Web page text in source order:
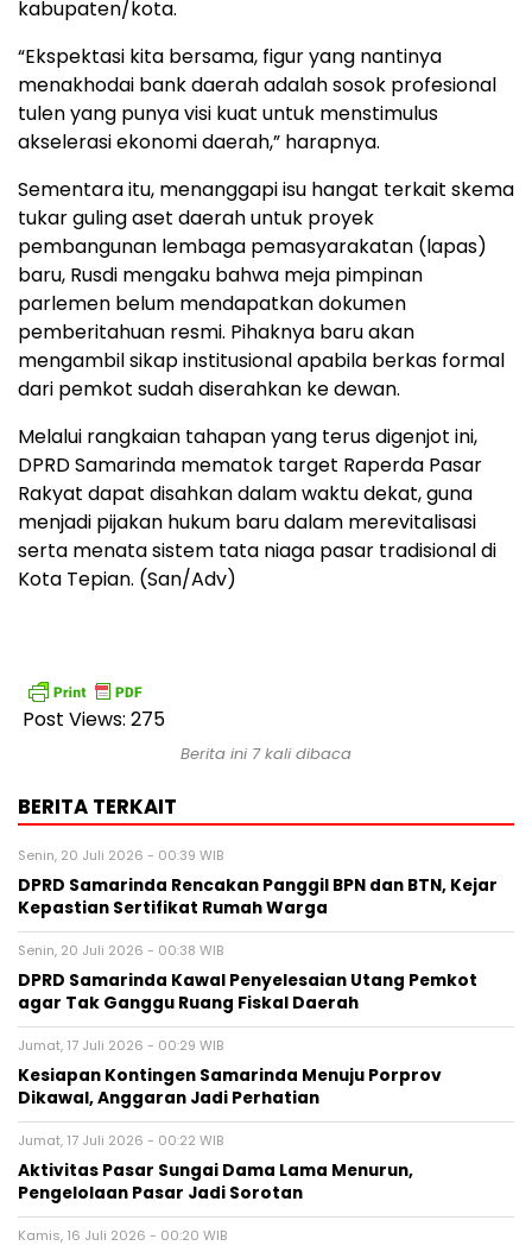
kabupaten/kota.
​“Ekspektasi kita bersama, figur yang nantinya
menakhodai bank daerah adalah sosok profesional
tulen yang punya visi kuat untuk menstimulus
akselerasi ekonomi daerah,” harapnya.
​Sementara itu, menanggapi isu hangat terkait skema
tukar guling aset daerah untuk proyek
pembangunan lembaga pemasyarakatan (lapas)
baru, Rusdi mengaku bahwa meja pimpinan
parlemen belum mendapatkan dokumen
pemberitahuan resmi. Pihaknya baru akan
mengambil sikap institusional apabila berkas formal
dari pemkot sudah diserahkan ke dewan.
​Melalui rangkaian tahapan yang terus digenjot ini,
DPRD Samarinda mematok target Raperda Pasar
Rakyat dapat disahkan dalam waktu dekat, guna
menjadi pijakan hukum baru dalam merevitalisasi
serta menata sistem tata niaga pasar tradisional di
Kota Tepian. (San/Adv)
Post Views: 275
Berita ini 7 kali dibaca
BERITA TERKAIT
Senin, 20 Juli 2026 - 00:39 WIB
DPRD Samarinda Rencakan Panggil BPN dan BTN, Kejar
Kepastian Sertifikat Rumah Warga
Senin, 20 Juli 2026 - 00:38 WIB
DPRD Samarinda Kawal Penyelesaian Utang Pemkot
agar Tak Ganggu Ruang Fiskal Daerah
Jumat, 17 Juli 2026 - 00:29 WIB
Kesiapan Kontingen Samarinda Menuju Porprov
Dikawal, Anggaran Jadi Perhatian
Jumat, 17 Juli 2026 - 00:22 WIB
Aktivitas Pasar Sungai Dama Lama Menurun,
Pengelolaan Pasar Jadi Sorotan
Kamis, 16 Juli 2026 - 00:20 WIB